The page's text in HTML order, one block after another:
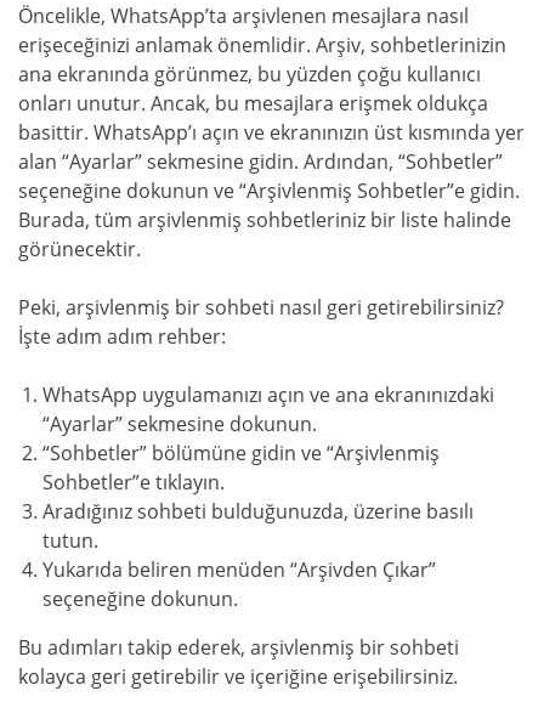
Öncelikle, WhatsApp’ta arşivlenen mesajlara nasıl
erişeceğinizi anlamak önemlidir. Arşiv, sohbetlerinizin
ana ekranında görünmez, bu yüzden çoğu kullanıcı
onları unutur. Ancak, bu mesajlara erişmek oldukça
basittir. WhatsApp’ı açın ve ekranınızın üst kısmında yer
alan “Ayarlar” sekmesine gidin. Ardından, “Sohbetler”
seçeneğine dokunun ve “Arşivlenmiş Sohbetler”e gidin.
Burada, tüm arşivlenmiş sohbetleriniz bir liste halinde
görünecektir.
Peki, arşivlenmiş bir sohbeti nasıl geri getirebilirsiniz?
İşte adım adım rehber:
WhatsApp uygulamanızı açın ve ana ekranınızdaki
“Ayarlar” sekmesine dokunun.
“Sohbetler” bölümüne gidin ve “Arşivlenmiş
Sohbetler”e tıklayın.
Aradığınız sohbeti bulduğunuzda, üzerine basılı
tutun.
Yukarıda beliren menüden “Arşivden Çıkar”
seçeneğine dokunun.
Bu adımları takip ederek, arşivlenmiş bir sohbeti
kolayca geri getirebilir ve içeriğine erişebilirsiniz.